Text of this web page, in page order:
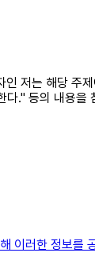
저는 해당 주
." 등의 내용을
이러한 정보를